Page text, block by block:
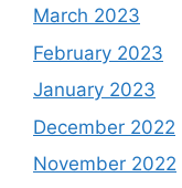
March 2023
February 2023
January 2023
December 2022
November 2022